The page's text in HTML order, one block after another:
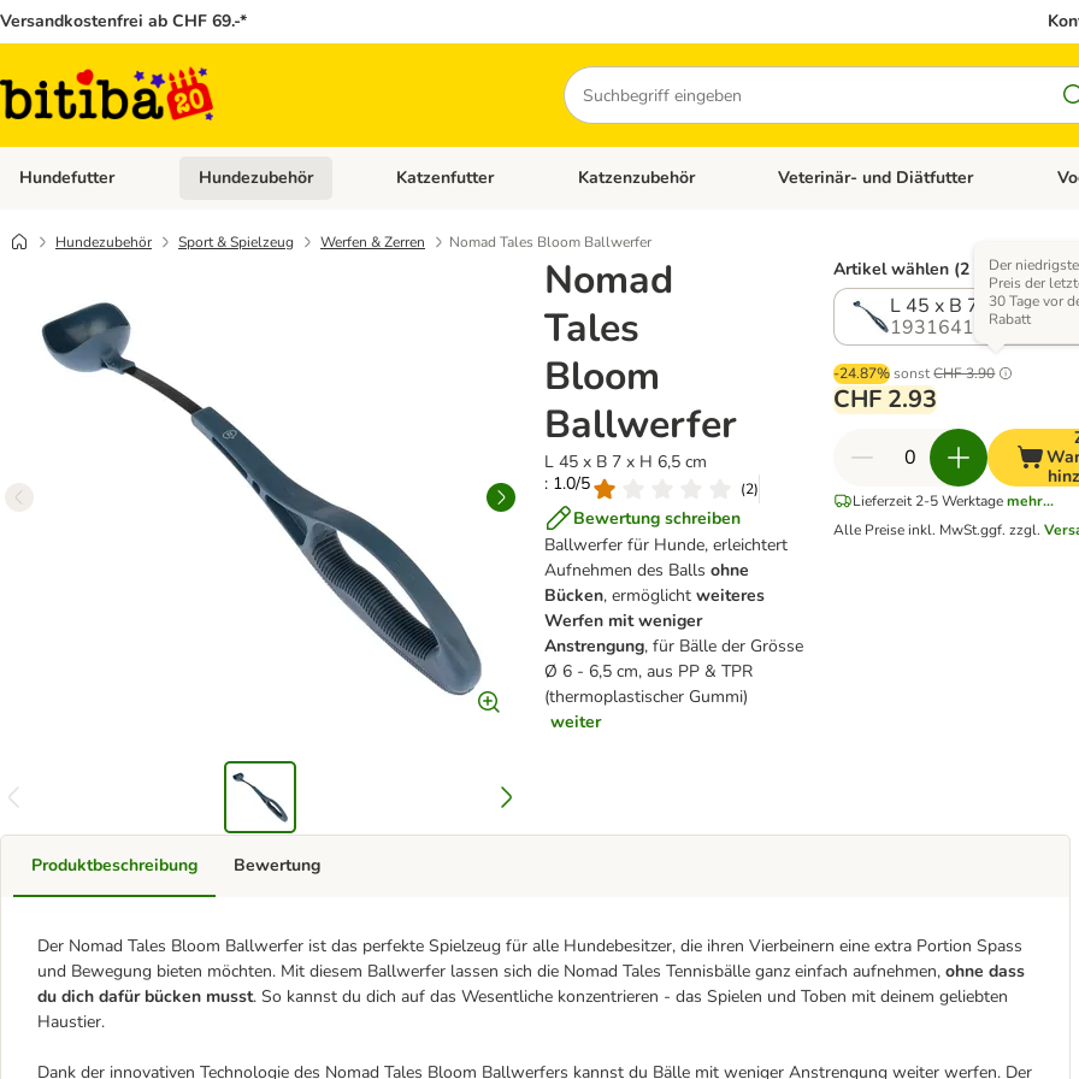
Versandkostenfrei ab CHF 69.-*
Suchen
Hundefutter Kategorie-Menü öffnen: Hundefutter
Hundezubehör Kategorie-Menü öffnen: Hundezubehör
Katzenfutter Kategorie-Menü öffnen: Katzenfutter
Katzenzubehör Kategorie-Menü öffnen: Katzenzubehör
Veterinär- und Diätfutter
Hundezubehör Sport & Spielzeug Werfen & Zerren Nomad Tales Bloom Ballwerfer
Nomad
Tales
Bloom
Ballwerfer
L 45 x B 7 x H 6,5 cm
: 1.0/5
(2)
Bewertung schreiben
Ballwerfer für Hunde, erleichtert
Aufnehmen des Balls ohne
Bücken, ermöglicht weiteres
Werfen mit weniger
Anstrengung, für Bälle der Grösse
Ø 6 - 6,5 cm, aus PP & TPR
(thermoplastischer Gummi)
weiter
Artikel wählen (2 Varianten)
L 45 x B 7 x H 6,5 cm
1931641.0
-24.87% sonstCHF 3.90
Der niedrigste
Preis der
30 Tage vor
Rabatt
CHF 2.93
Lieferzeit 2-5 Werktage mehr...
Alle Preise inkl. MwSt.ggf. zzgl.
Produktbeschreibung
Der Nomad Tales Bloom Ballwerfer ist das perfekte Spielzeug für alle Hundebesitzer, die ihren Vierbeinern eine extra Portion Spass
und Bewegung bieten möchten. Mit diesem Ballwerfer lassen sich die Nomad Tales Tennisbälle ganz einfach aufnehmen, ohne dass
du dich dafür bücken musst. So kannst du dich auf das Wesentliche konzentrieren - das Spielen und Toben mit deinem geliebten
Haustier.
Dank der innovativen Technologie des Nomad Tales Bloom Ballwerfers kannst du Bälle mit weniger Anstrengung weiter werfen. Der
Bewertung